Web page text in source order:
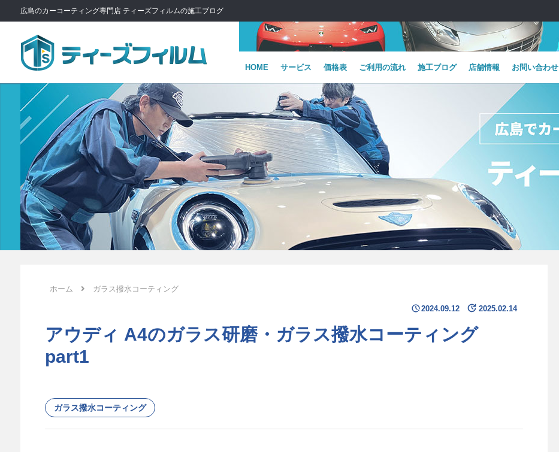
広島のカーコーティング専門店 ティーズフィルムの施工ブログ
HOME サービス 価格表 ご利用の流れ 施工ブログ 店舗情報 お問い合わせ
ホーム ガラス撥水コーティング
2024.09.12 2025.02.14
アウディ A4のガラス研磨・ガラス撥水コーティング
part1
ガラス撥水コーティング